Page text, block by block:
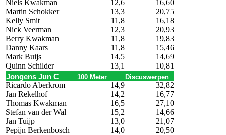
Niels Kwakman
12,6
16,60
Martin Schokker
13,3
20,75
Kelly Smit
11,8
16,18
Nick Veerman
12,3
20,93
Berry Kwakman
11,8
19,83
Danny Kaars
11,8
15,46
Mark Buijs
14,5
14,69
Quinn Schilder
13,1 10,81
Jongens Jun C 100 Meter Discuswerpen
Ricardo Aberkrom 14,9
32,82
Jan Rekelhof
14,2
16,77
Thomas Kwakman
16,5
27,10
Stefan van der Wal
15,2
14,66
Jan Tuijp
13,0
21,07
Pepijn Berkenbosch
14,0 20,50